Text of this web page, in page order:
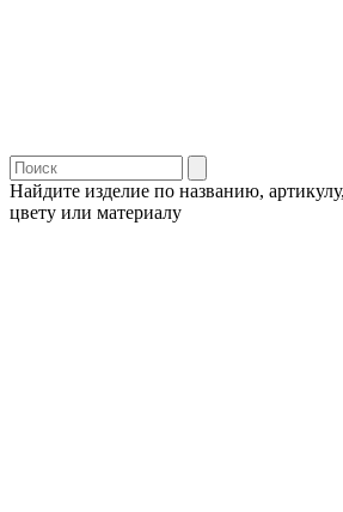
Найдите изделие по названию,
цвету или материалу